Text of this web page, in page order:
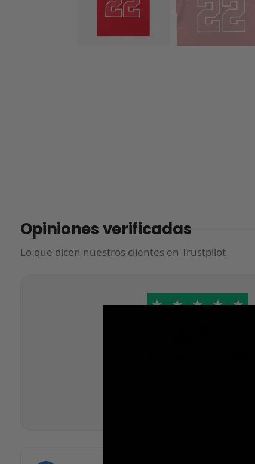
Opiniones verificadas
Lo que dicen nuestros clientes en Trustpilot
★ ★ ★ ★ ★